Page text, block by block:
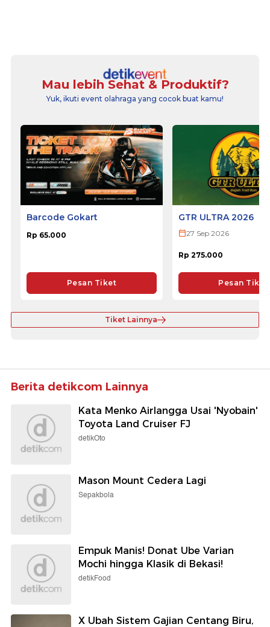
Mau lebih Sehat & Produktif?
Yuk, ikuti event olahraga yang cocok buat kamu!
Barcode Gokart
Rp 65.000
Pesan Tiket
GTR ULTRA 2026
27 Sep 2026
Rp 275.000
Pesan Tiket
Tiket Lainnya
Berita detikcom Lainnya
Kata Menko Airlangga Usai 'Nyobain'
Toyota Land Cruiser FJ
detikOto
Mason Mount Cedera Lagi
Sepakbola
Empuk Manis! Donat Ube Varian
Mochi hingga Klasik di Bekasi!
detikFood
X Ubah Sistem Gajian Centang Biru,